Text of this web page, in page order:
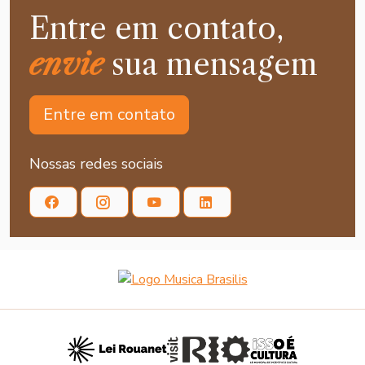
Entre em contato,
enviesua mensagem
Entre em contato
Nossas redes sociais